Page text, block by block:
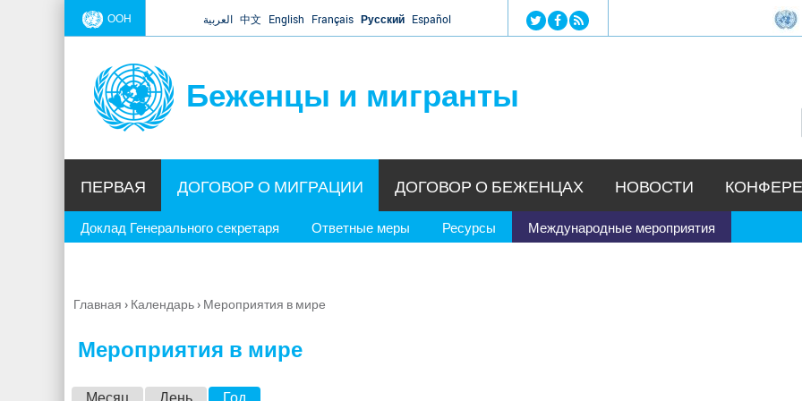
Jump to navigation
ООН العربية 中文 English Français Русский Español
Беженцы и мигранты
ПЕРВАЯ ДОГОВОР О МИГРАЦИИ
Доклад Генерального секретаря Ответные меры Ресурсы Международные мероприятия
ДОГОВОР О БЕЖЕНЦАХ НОВОСТИ
Вы
Главная › Календарь› Мероприятия в мире
Мероприятия в мире